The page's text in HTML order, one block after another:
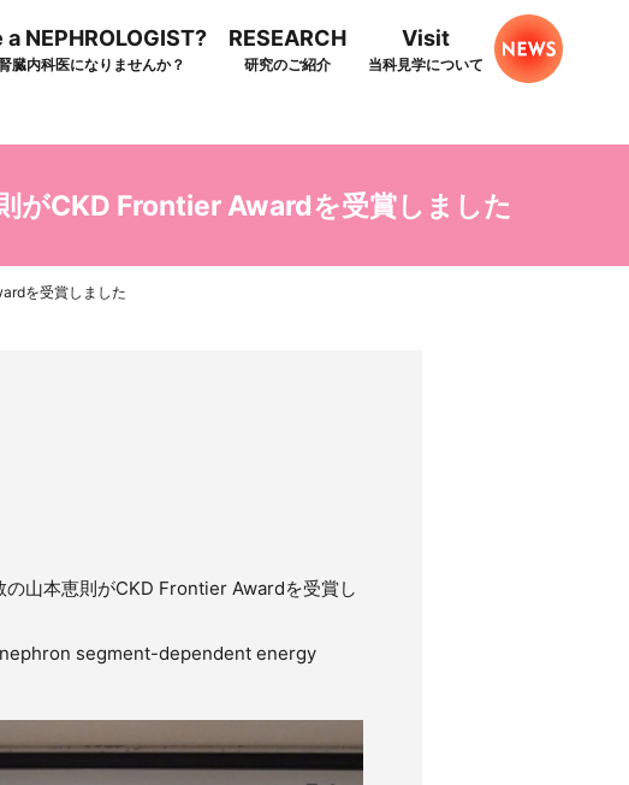
a NEPHROLOGIST?
臓内科医になりませんか？
RESEARCH
研究のご紹介
Visit
当科見学について
がCKD Frontier Awardを受賞しました
を受賞しました
山本恵則がCKD Frontier Awardを受賞し
segment-dependent energy